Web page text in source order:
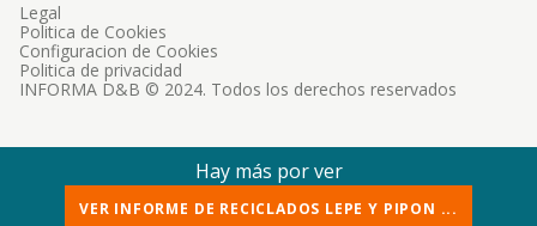
INFORMA D&B © 2024. Todos los derechos reservados
Legal
Politica de Cookies
Configuracion de Cookies
Politica de privacidad
Hay más por ver
VER INFORME DE RECICLADOS LEPE Y PIPON ...